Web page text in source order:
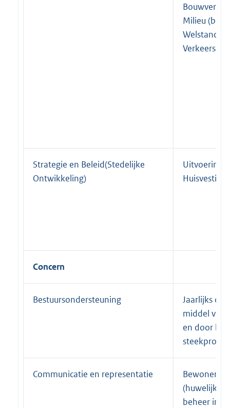
Milieu
Welstand
Strategie en Beleid(Stedelijke
Ontwikkeling)
Uitvoering
Concern
Bestuursondersteuning
Jaarlijks
middel van
en door
Communicatie en representatie
(huwelijk,
beheer